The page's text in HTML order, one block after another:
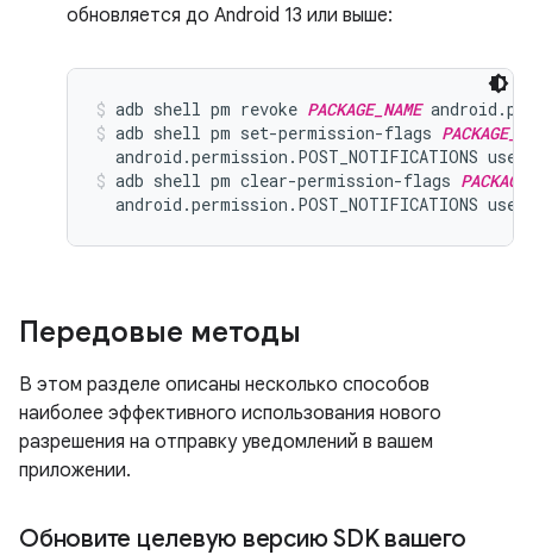
обновляется до Android 13 или выше:
adb shell pm revoke PACKAGE_NAME
adb shell pm set-permission-flags
android.permission.POST_NOTIFICATIONS
adb shell pm clear-permission-flags
android.permission.POST_NOTIFICATIONS
Передовые методы
В этом разделе описаны несколько способов
наиболее эффективного использования нового
разрешения на отправку уведомлений в вашем
приложении.
Обновите целевую версию SDK вашего